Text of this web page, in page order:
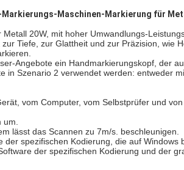
Maschinen-Markierung für
20W, mit hoher Umwandlungs-
Tiefe, zur Glattheit und zur Präzision, wie
Angebote ein Handmarkierungskopf, der
in Szenario 2 verwendet werden: entweder
vom Computer, vom Selbstprüfer und
lässt das Scannen zu 7m/s. beschleunigen.
spezifischen Kodierung, die auf Windows
der spezifischen Kodierung und der